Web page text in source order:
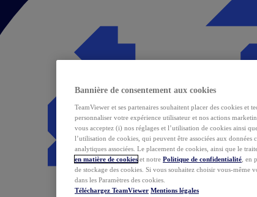
Bannière de consentement aux cookies
TeamViewer et ses partenaires souhaitent placer des cookies
personnaliser votre expérience utilisateur et nos actions
vous acceptez (i) nos réglages et l’utilisation de cookies ainsi
l’utilisation de cookies, qui peuvent être associées aux données
analytiques associées. Le placement de cookies, ainsi que le
en matière de cookies et notre Politique de confidentialité , en
de stockage des cookies. Si vous souhaitez choisir vous-même
dans les Paramètres des cookies.
Téléchargez TeamViewer Mentions légales